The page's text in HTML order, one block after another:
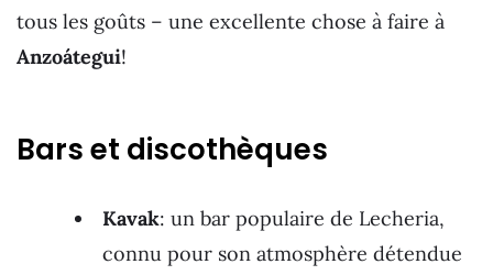
tous les goûts – une excellente chose à faire à
Anzoátegui!
Bars et discothèques
Kavak: un bar populaire de Lecheria,
connu pour son atmosphère détendue